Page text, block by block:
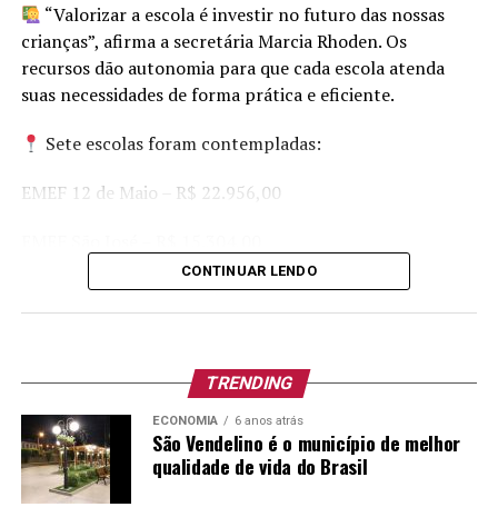
E que venha a festa, nas três primeiras semanas de
setembro, para que Bom Princípio a todos,
carinhosamente, possa acolher!
“Valorizar a escola é investir no futuro das nossas
crianças”, afirma a secretária Marcia Rhoden. Os
recursos dão autonomia para que cada escola atenda
suas necessidades de forma prática e eficiente.
Sete escolas foram contempladas:
EMEF 12 de Maio – R$ 22.956,00
EMEF São Marcos – R$ 12.244,00
EMEF Nossa Senhora da Piedade – R$ 7.652,00
EMEF Albino David Hartmann – R$ 7.652,00
EMEF São Luís – R$ 7.652,00
CONTINUAR LENDO
TRENDING
ECONOMIA 6 anos atrás
São Vendelino é o município de melhor
qualidade de vida do Brasil